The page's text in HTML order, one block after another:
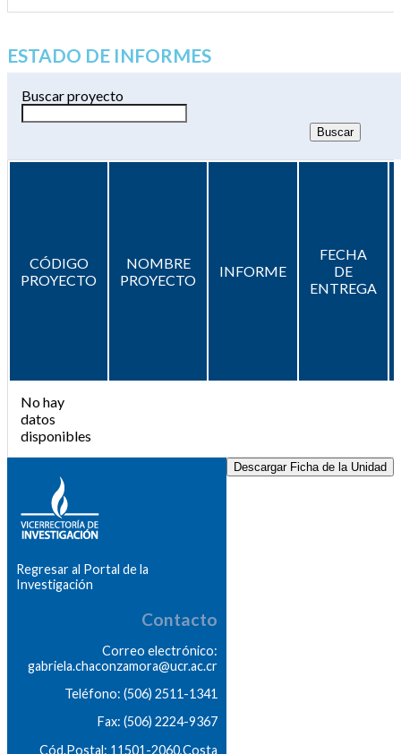
ESTADO DE INFORMES
Buscar proyecto
CÓDIGO
PROYECTO
NOMBRE
PROYECTO
INFORME
FECHA
DE
ENTREGA
No hay
datos
disponibles
Descargar Ficha de la Unidad
Regresar al Portal de la
Investigación
Contacto
Correo electrónico:
gabriela.chaconzamora@ucr.ac.cr
Teléfono: (506) 2511-1341
Fax: (506) 2224-9367
Cód.Postal: 11501-2060,Costa